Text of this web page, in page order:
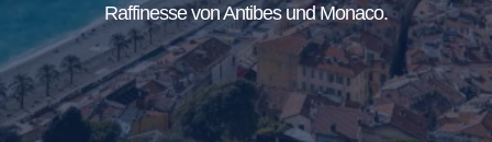
Raffinesse von Antibes und Monaco.